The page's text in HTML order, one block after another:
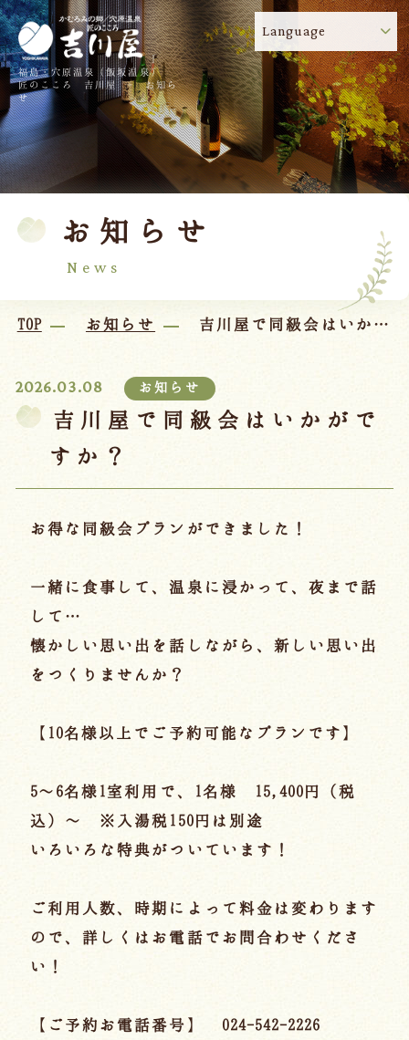
福島・穴原温泉（飯坂温泉）
匠のこころ 吉川屋 - お知ら
せ
Language
お知らせ
News
TOP お知らせ 吉川屋で同級会はいかがですか？
2026.03.08 お知らせ
吉川屋で同級会はいかがで
すか？
お得な同級会プランができました！
一緒に食事して、温泉に浸かって、夜まで話
して…
懐かしい思い出を話しながら、新しい思い出
をつくりませんか？
【10名様以上でご予約可能なプランです】
5～6名様1室利用で、1名様 15,400円（税
込）～ ※入湯税150円は別途
いろいろな特典がついています！
ご利用人数、時期によって料金は変わります
ので、詳しくはお電話でお問合わせくださ
い！
【ご予約お電話番号】 024-542-2226
! 吉川屋のコロナウイルス感染症対策について
TOP 吉川屋について
温泉 客室
料理
館内
会議・団体
ご宿泊プラン
空室カレンダーから選ぶ
会議・団体 吉川屋で過ごす特別な日
お知らせ よくあるご質問
キャンセルポリシー
宿泊約款
オンラインショップ
吉川屋×温泉むすめ